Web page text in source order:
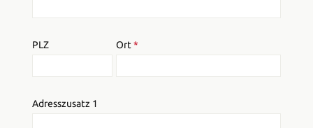
PLZ Ort*
Adresszusatz 1